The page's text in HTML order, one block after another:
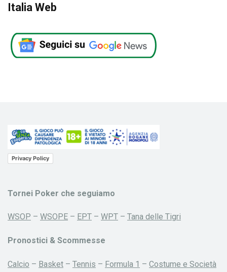
Italia Web
Privacy Policy
Tornei Poker che seguiamo
WSOP – WSOPE – EPT – WPT – Tana delle Tigri
Pronostici & Scommesse
Calcio – Basket – Tennis – Formula 1 – Costume e Società